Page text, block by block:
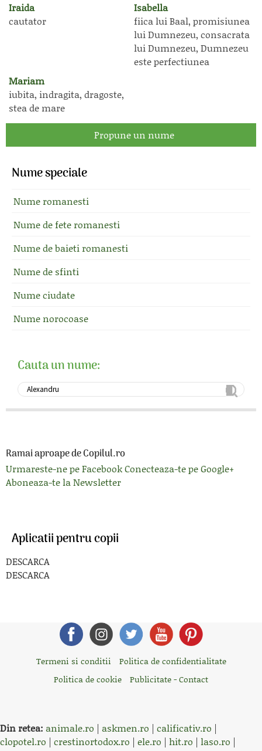
Iraida
cautator
Isabella
fiica lui Baal, promisiunea
lui Dumnezeu, consacrata
lui Dumnezeu, Dumnezeu
este perfectiunea
Mariam
iubita, indragita, dragoste,
stea de mare
Propune un nume
Nume speciale
Nume romanesti
Nume de fete romanesti
Nume de baieti romanesti
Nume de sfinti
Nume ciudate
Nume norocoase
Cauta un nume:
Ramai aproape de Copilul.ro
Urmareste-ne pe FacebookConecteaza-te pe Google+
Aboneaza-te la Newsletter
Aplicatii pentru copii
DESCARCA
DESCARCA
Termeni si conditii
Politica de confidentialitate
Politica de cookie
Publicitate - Contact
Din retea: animale.ro | askmen.ro | calificativ.ro |
clopotel.ro | crestinortodox.ro | ele.ro | hit.ro | laso.ro |